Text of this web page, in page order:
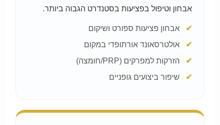
אבחון וטיפול בפציעות בסטנדרט הגבוה ביותר.
אבחון פציעות ספורט ושיקום
אולטרסאונד אורתופדי במקום
הזרקות למפרקים (PRP/חומצה)
שיפור ביצועים גופניים